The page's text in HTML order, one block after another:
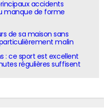
accidents
manque de forme
de sa maison sans
malin
: ce sport est excellent
régulières suffisent